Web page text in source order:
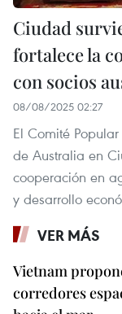
Ciudad
fortalece la
con socios
08/08/2025 02:27
El Comité
de Australia en
cooperación en
y desarrollo
VER MÁS
Vietnam
corredores